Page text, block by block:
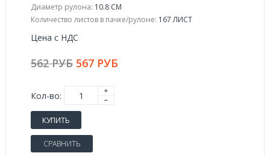
Диаметр рулона: 10.8 СМ
Количество листов в пачке/рулоне: 167 ЛИСТ
Цена с НДС
562 РУБ 567 РУБ
Кол-во:
КУПИТЬ
СРАВНИТЬ